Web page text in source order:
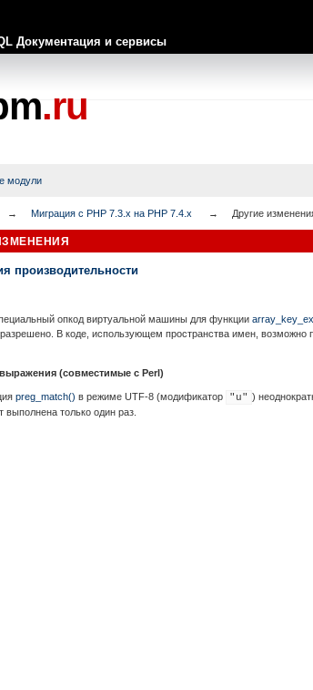
Документация и сервисы
.ru
модули
Миграция с PHP 7.3.x на PHP 7.4.x Другие
производительности
опкод виртуальной машины для функции
разрешено. В коде, использующем пространства имен, возможно
(совместимые с Perl)
preg_match() в режиме UTF-8 (модификатор "u" )
выполнена только один раз.